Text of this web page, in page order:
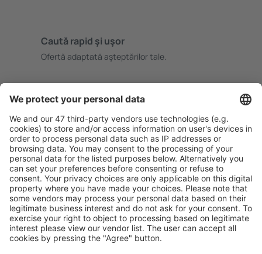
Caută rapid şi uşor
Ofertă adaptată aşteptărilor tale.
Rezervare fără griji cu opțiune gratuită de anulare.
Economiseşte mai mult
Prețuri atractive și oferte speciale pentru utilizatorii
conectați.
Cazarea preferată
Alege din peste 1,3 mil. de opţiuni: hoteluri, cabane,
apartamente și altele.